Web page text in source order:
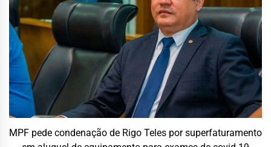
MPF pede condenação de Rigo Teles por superfaturamento